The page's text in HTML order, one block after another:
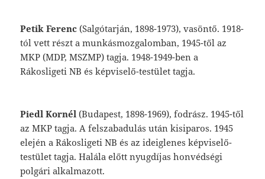
PetikFerenc (Salgótarján, 1898-1973),vasöntő. 1918-
tólvettrésztamunkásmozgalomban, 1945-tőlaz
MKP(MDP,MSZMP)tagja. 1948-1949-bena
Rákosligeti NBésképviselő-testülettagja.
PiedlKornél (Budapest, 1898-1969),fodrász. 1945-től
azMKPtagja. Afelszabadulásutánkisiparos. 1945
elejénaRákosligeti NBésazideiglenesképviselő-
testülettagja.Halálaelőttnyugdíjashonvédségi
polgárialkalmazott.